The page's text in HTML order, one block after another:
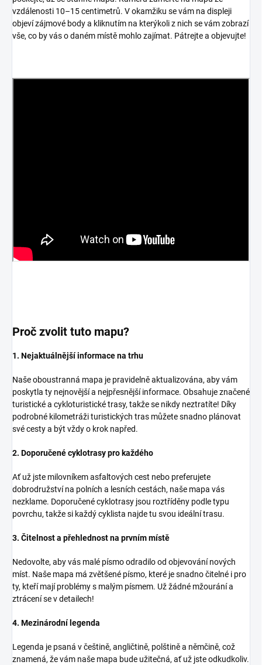
vzdálenosti 10–15 centimetrů. V okamžiku se vám na displeji
objeví zájmové body a kliknutím na kterýkoli z nich se vám zobrazí
vše, co by vás o daném místě mohlo zajímat. Pátrejte a objevujte!
Proč zvolit tuto mapu?
1. Nejaktuálnější informace na trhu
Naše oboustranná mapa je pravidelně aktualizována, aby vám
poskytla ty nejnovější a nejpřesnější informace. Obsahuje značené
turistické a cykloturistické trasy, takže se nikdy neztratíte! Díky
podrobné kilometráži turistických tras můžete snadno plánovat
své cesty a být vždy o krok napřed.
2. Doporučené cyklotrasy pro každého
Ať už jste milovníkem asfaltových cest nebo preferujete
dobrodružství na polních a lesních cestách, naše mapa vás
nezklame. Doporučené cyklotrasy jsou roztříděny podle typu
povrchu, takže si každý cyklista najde tu svou ideální trasu.
3. Čitelnost a přehlednost na prvním místě
Nedovolte, aby vás malé písmo odradilo od objevování nových
míst. Naše mapa má zvětšené písmo, které je snadno čitelné i pro
ty, kteří mají problémy s malým písmem. Už žádné mžourání a
ztrácení se v detailech!
4. Mezinárodní legenda
Legenda je psaná v češtině, angličtině, polštině a němčině, což
znamená, že vám naše mapa bude užitečná, ať už jste odkudkoliv.